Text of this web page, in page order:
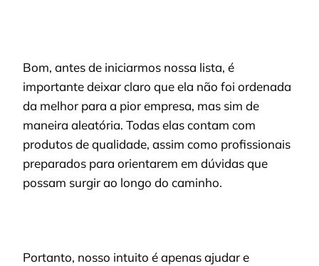
Bom, antes de iniciarmos nossa lista, é
importante deixar claro que ela não foi ordenada
da melhor para a pior empresa, mas sim de
maneira aleatória. Todas elas contam com
produtos de qualidade, assim como profissionais
preparados para orientarem em dúvidas que
possam surgir ao longo do caminho.
Portanto, nosso intuito é apenas ajudar e